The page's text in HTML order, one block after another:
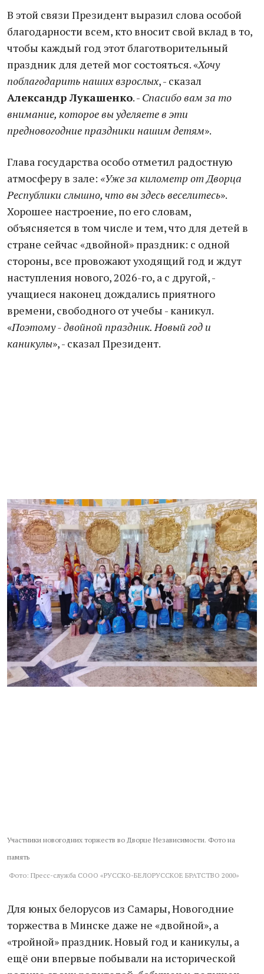
В этой связи Президент выразил слова особой
благодарности всем, кто вносит свой вклад в то,
чтобы каждый год этот благотворительный
праздник для детей мог состояться. «Хочу
поблагодарить наших взрослых, - сказал
Александр Лукашенко. - Спасибо вам за то
внимание, которое вы уделяете в эти
предновогодние праздники нашим детям».
Глава государства особо отметил радостную
атмосферу в зале: «Уже за километр от Дворца
Республики слышно, что вы здесь веселитесь».
Хорошее настроение, по его словам,
объясняется в том числе и тем, что для детей в
стране сейчас «двойной» праздник: с одной
стороны, все провожают уходящий год и ждут
наступления нового, 2026-го, а с другой, -
учащиеся наконец дождались приятного
времени, свободного от учебы - каникул.
«Поэтому - двойной праздник. Новый год и
каникулы», - сказал Президент.
Участники новогодних торжеств во Дворце Независимости. Фото на
память
Фото: Пресс-служба СООО «РУССКО-БЕЛОРУССКОЕ БРАТСТВО 2000»
Для юных белорусов из Самары, Новогодние
торжества в Минске даже не «двойной», а
«тройной» праздник. Новый год и каникулы, а
ещё они впервые побывали на исторической